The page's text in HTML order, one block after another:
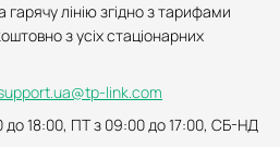
гарячу лінію згідно з тарифами
з усіх стаціонарних
link.com
18:00, ПТ з 09:00 до 17:00, СБ-НД